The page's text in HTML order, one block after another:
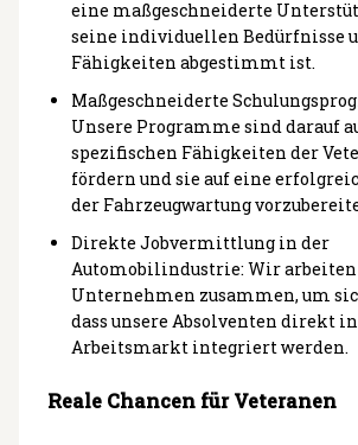
eine maßgeschneiderte
seine individuellen Bedürfnisse
Fähigkeiten abgestimmt ist.
Maßgeschneiderte
Unsere Programme sind darauf
spezifischen Fähigkeiten der
fördern und sie auf eine
der Fahrzeugwartung
Direkte Jobvermittlung in der
Automobilindustrie: Wir
Unternehmen zusammen, um
dass unsere Absolventen direkt
Arbeitsmarkt integriert werden.
Reale Chancen für Veteranen